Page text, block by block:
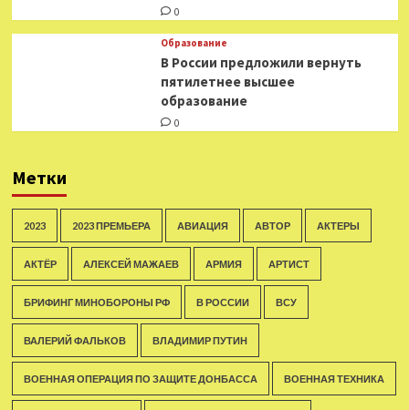
0
Образование
В России предложили вернуть
пятилетнее высшее
образование
0
Метки
2023 2023 ПРЕМЬЕРА АВИАЦИЯ АВТОР АКТЕРЫ
АКТЁР АЛЕКСЕЙ МАЖАЕВ АРМИЯ АРТИСТ
БРИФИНГ МИНОБОРОНЫ РФ В РОССИИ ВСУ
ВАЛЕРИЙ ФАЛЬКОВ ВЛАДИМИР ПУТИН
ВОЕННАЯ ОПЕРАЦИЯ ПО ЗАЩИТЕ ДОНБАССА ВОЕННАЯ ТЕХНИКА